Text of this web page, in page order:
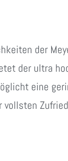
der
der ultra
eine
vollsten